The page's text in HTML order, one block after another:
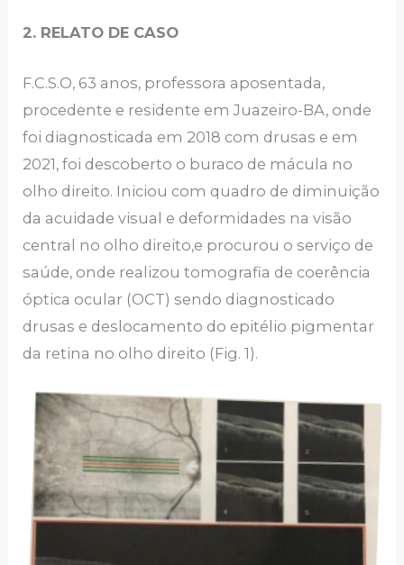
2. RELATO DE CASO
F.C.S.O, 63 anos, professora aposentada,
procedente e residente em Juazeiro-BA, onde
foi diagnosticada em 2018 com drusas e em
2021, foi descoberto o buraco de mácula no
olho direito. Iniciou com quadro de diminuição
da acuidade visual e deformidades na visão
central no olho direito,e procurou o serviço de
saúde, onde realizou tomografia de coerência
óptica ocular (OCT) sendo diagnosticado
drusas e deslocamento do epitélio pigmentar
da retina no olho direito (Fig. 1).